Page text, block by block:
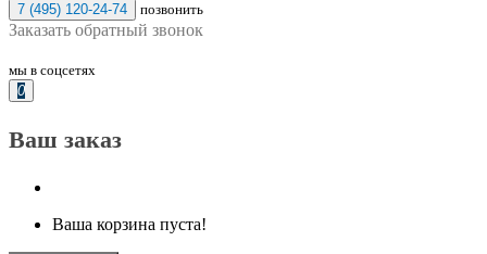
7 (495) 120-24-74 позвонить
Заказать обратный звонок
мы в соцсетях
0
Ваш заказ
Ваша корзина пуста!